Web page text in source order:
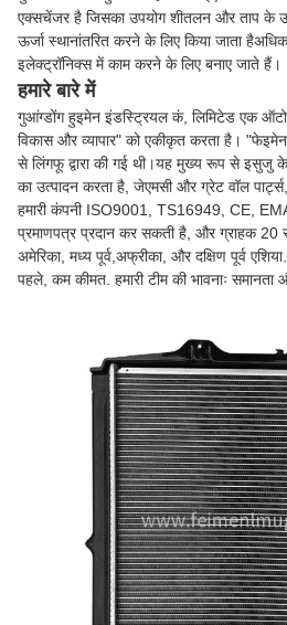
एक्सचेंजर है जिसका उपयोग शीतलन और ताप के
ऊर्जा स्थानांतरित करने के लिए किया जाता
इलेक्ट्रॉनिक्स में काम करने के लिए बनाए जाते हैं।
हमारे बारे में
गुआंग्डोंग हुइमेन इंडस्ट्रियल कं, लिमिटेड एक ऑटो
विकास और व्यापार" को एकीकृत करता है।
से लिंगफू द्वारा की गई थी।यह मुख्य रूप से इसुजु
का उत्पादन करता है, जेएमसी और ग्रेट वॉल
हमारी कंपनी ISO9001, TS16949, CE,
प्रमाणपत्र प्रदान कर सकती है, और ग्राहक 20
अमेरिका, मध्य पूर्व,अफ्रीका, और दक्षिण पूर्व
पहले, कम कीमत. हमारी टीम की भावनाः समानता